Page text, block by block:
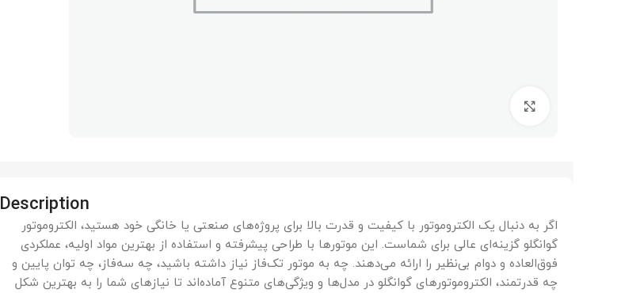
Description
اگر به دنبال یک الکتروموتور با کیفیت و قدرت بالا برای پروژه‌های صنعتی یا خانگی خود هستید، الکتروموتور
گوانگلو گزینه‌ای عالی برای شماست. این موتورها با طراحی پیشرفته و استفاده از بهترین مواد اولیه، عملکردی
فوق‌العاده و دوام بی‌نظیر را ارائه می‌دهند. چه به موتور تک‌فاز نیاز داشته باشید، چه سه‌فاز، چه توان پایین و
چه قدرتمند، الکتروموتورهای گوانگلو در مدل‌ها و ویژگی‌های متنوع آماده‌اند تا نیازهای شما را به بهترین شکل